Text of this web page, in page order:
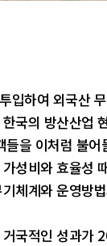
입하여 외국산
국의 방산산업
을 이처럼 불
성비와 효율성
체계와 운영방
국적인 성과가